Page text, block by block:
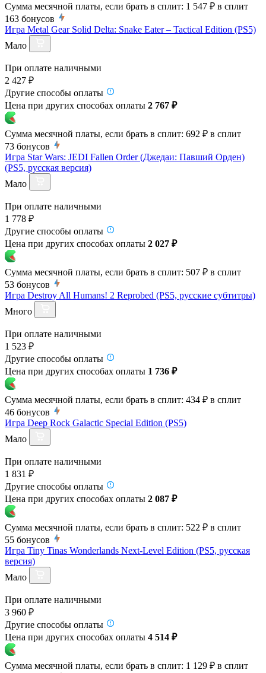
Сумма месячной платы, если брать в сплит: 1 547 ₽ в сплит
163 бонусов
Игра Metal Gear Solid Delta: Snake Eater – Tactical Edition (PS5)
Мало
При оплате наличными
2 427 ₽
Другие способы оплаты
Цена при других способах оплаты 2 767 ₽
Сумма месячной платы, если брать в сплит: 692 ₽ в сплит
73 бонусов
Игра Star Wars: JEDI Fallen Order (Джедаи: Павший Орден)
(PS5, русская версия)
Мало
При оплате наличными
1 778 ₽
Другие способы оплаты
Цена при других способах оплаты 2 027 ₽
Сумма месячной платы, если брать в сплит: 507 ₽ в сплит
53 бонусов
Игра Destroy All Humans! 2 Reprobed (PS5, русские субтитры)
Много
При оплате наличными
1 523 ₽
Другие способы оплаты
Цена при других способах оплаты 1 736 ₽
Сумма месячной платы, если брать в сплит: 434 ₽ в сплит
46 бонусов
Игра Deep Rock Galactic Special Edition (PS5)
Мало
При оплате наличными
1 831 ₽
Другие способы оплаты
Цена при других способах оплаты 2 087 ₽
Сумма месячной платы, если брать в сплит: 522 ₽ в сплит
55 бонусов
Игра Tiny Tinas Wonderlands Next-Level Edition (PS5, русская
версия)
Мало
При оплате наличными
3 960 ₽
Другие способы оплаты
Цена при других способах оплаты 4 514 ₽
Сумма месячной платы, если брать в сплит: 1 129 ₽ в сплит